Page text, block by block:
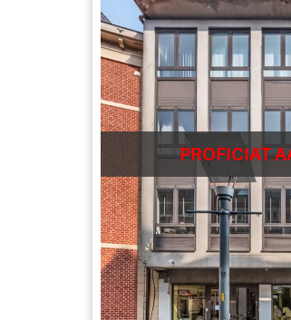
PROFICIAT